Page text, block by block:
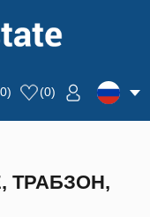
0) (0)
ТРАБЗОН,